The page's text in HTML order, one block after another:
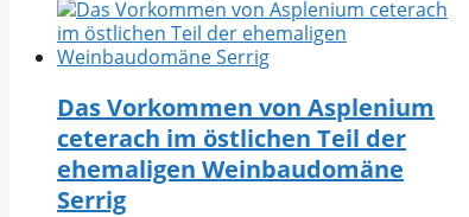
Das Vorkommen von Asplenium
ceterach im östlichen Teil der
ehemaligen Weinbaudomäne
Serrig